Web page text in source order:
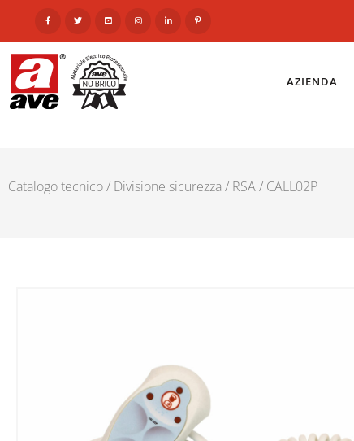
AZIENDA
Catalogo tecnico/ Divisione sicurezza / RSA/ CALL02P